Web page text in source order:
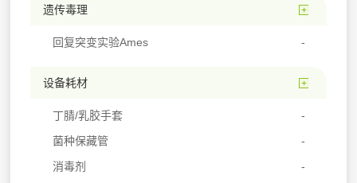
遗传毒理
回复突变实验Ames
设备耗材
丁腈/乳胶手套
菌种保藏管
消毒剂